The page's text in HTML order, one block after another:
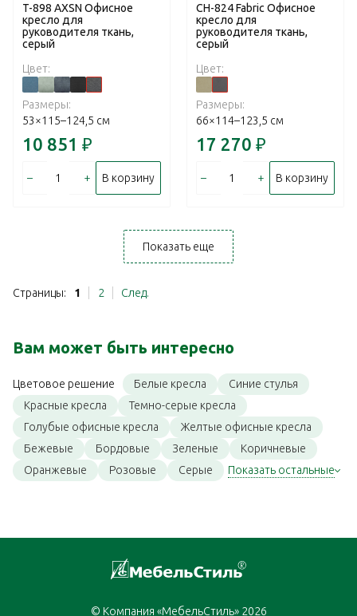
T-898 AXSN Офисное
кресло для
руководителя ткань,
серый
Цвет:
Размеры:
53×115–124,5 см
10 851 ₽
– + В корзину
CH-824 Fabric Офисное
кресло для
руководителя ткань,
серый
Цвет:
Размеры:
66×114–123,5 см
17 270 ₽
– + В корзину
Показать еще
Страницы: 1 2 След.
Вам может быть интересно
Цветовое решение Белые кресла
Синие стулья
Красные кресла
Темно-серые кресла
Голубые офисные кресла
Желтые офисные кресла
Бежевые
Бордовые Зеленые
Коричневые
Оранжевые
Розовые Серые Показать остальные
© Компания «МебельСтиль» 2026